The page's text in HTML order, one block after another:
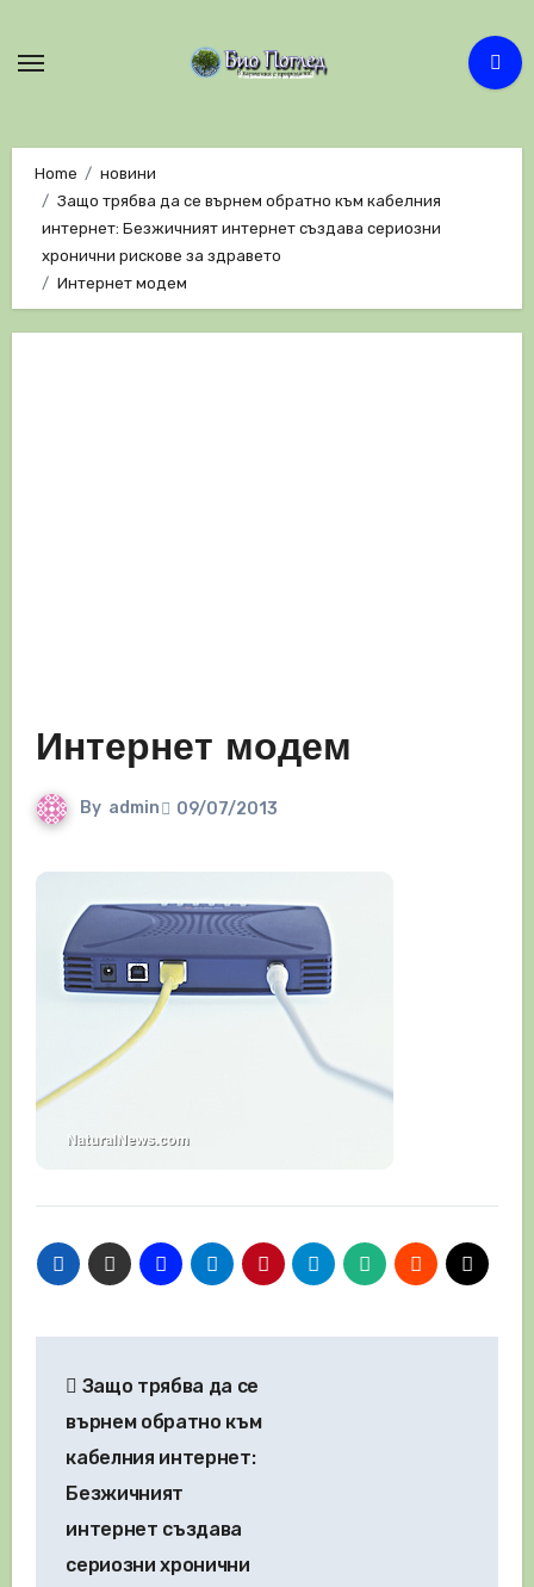
Home
новини
Защо трябва да се върнем обратно към кабелния
интернет: Безжичният интернет създава сериозни
хронични рискове за здравето
Интернет модем
Интернет модем
By admin 09/07/2013
Защо трябва да се
върнем обратно към
кабелния интернет:
Безжичният
интернет създава
сериозни хронични